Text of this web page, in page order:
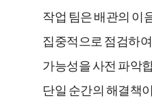
작업 팀은 배관의 이
집중적으로 점검하
가능성을 사전 파악
단일 순간의 해결책